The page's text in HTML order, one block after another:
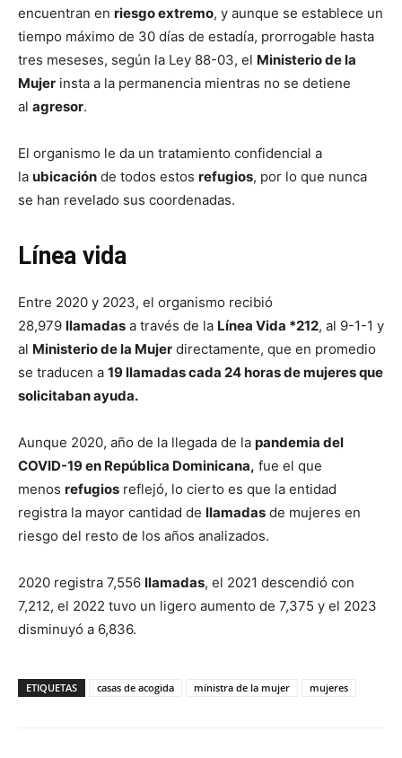
encuentran en riesgo extremo, y aunque se establece un
tiempo máximo de 30 días de estadía, prorrogable hasta
tres meseses, según la Ley 88-03, el Ministerio de la
Mujer insta a la permanencia mientras no se detiene
al agresor.
El organismo le da un tratamiento confidencial a
la ubicación de todos estos refugios, por lo que nunca
se han revelado sus coordenadas.
Línea vida
Entre 2020 y 2023, el organismo recibió
28,979 llamadas a través de la Línea Vida *212, al 9-1-1 y
al Ministerio de la Mujer directamente, que en promedio
se traducen a 19 llamadas cada 24 horas de mujeres que
solicitaban ayuda.
Aunque 2020, año de la llegada de la pandemia del
COVID-19 en República Dominicana, fue el que
menos refugios reflejó, lo cierto es que la entidad
registra la mayor cantidad de llamadas de mujeres en
riesgo del resto de los años analizados.
2020 registra 7,556 llamadas, el 2021 descendió con
7,212, el 2022 tuvo un ligero aumento de 7,375 y el 2023
disminuyó a 6,836.
ETIQUETAS casas de acogida ministra de la mujer mujeres